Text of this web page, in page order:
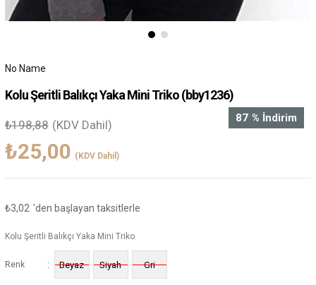
No Name
Kolu Şeritli Balıkçı Yaka Mini Triko(bby1236)
%
87 İndirim
₺198,88 (KDV Dahil)
₺25,00 (KDV Dahil)
₺3,02 'den başlayan taksitlerle
Kolu Şeritli Balıkçı Yaka Mini Triko
Renk : Beyaz Siyah Gri